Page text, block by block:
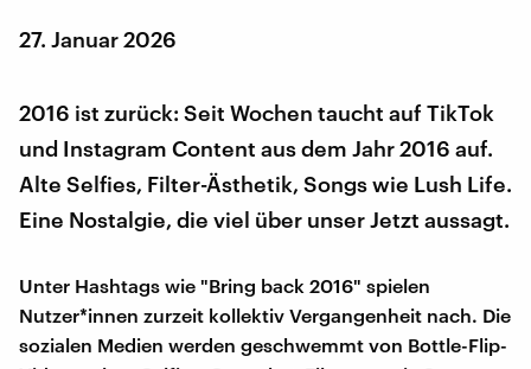
27. Januar 2026
2016 ist zurück: Seit Wochen taucht auf TikTok
und Instagram Content aus dem Jahr 2016 auf.
Alte Selfies, Filter-Ästhetik, Songs wie Lush Life.
Eine Nostalgie, die viel über unser Jetzt aussagt.
Unter Hashtags wie "Bring back 2016" spielen
Nutzer*innen zurzeit kollektiv Vergangenheit nach. Die
sozialen Medien werden geschwemmt von Bottle-Flip-